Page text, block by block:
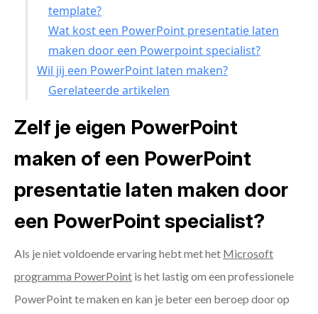
template?
Wat kost een PowerPoint presentatie laten
maken door een Powerpoint specialist?
Wil jij een PowerPoint laten maken?
Gerelateerde artikelen
Zelf je eigen PowerPoint
maken of een PowerPoint
presentatie laten maken door
een PowerPoint specialist?
Als je niet voldoende ervaring hebt met het Microsoft
programma PowerPoint is het lastig om een professionele
PowerPoint te maken en kan je beter een beroep door op